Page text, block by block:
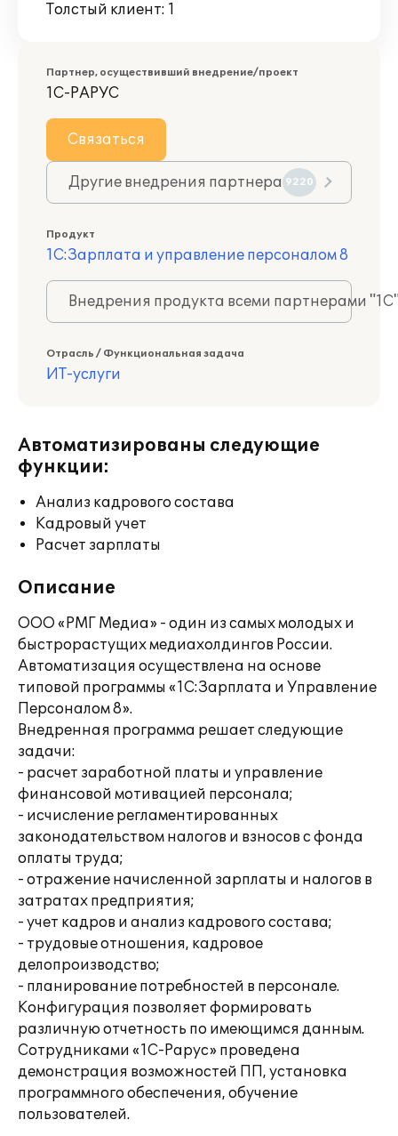
Толстый клиент: 1
Партнер, осуществивший внедрение/проект
1С-РАРУС
Связаться
Другие внедрения партнера 9220
Продукт
1С:Зарплата и управление персоналом 8
Внедрения продукта всеми партнерами
Отрасль / Функциональная задача
ИТ-услуги
Автоматизированы следующие
функции:
Анализ кадрового состава
Кадровый учет
Расчет зарплаты
Описание
ООО «РМГ Медиа» - один из самых молодых и
быстрорастущих медиахолдингов России.
Автоматизация осуществлена на основе
типовой программы «1С:Зарплата и Управление
Персоналом 8».
Внедренная программа решает следующие
задачи:
- расчет заработной платы и управление
финансовой мотивацией персонала;
- исчисление регламентированных
законодательством налогов и взносов с фонда
оплаты труда;
- отражение начисленной зарплаты и налогов в
затратах предприятия;
- учет кадров и анализ кадрового состава;
- трудовые отношения, кадровое
делопроизводство;
- планирование потребностей в персонале.
Конфигурация позволяет формировать
различную отчетность по имеющимся данным.
Сотрудниками «1С-Рарус» проведена
демонстрация возможностей ПП, установка
программного обеспечения, обучение
пользователей.